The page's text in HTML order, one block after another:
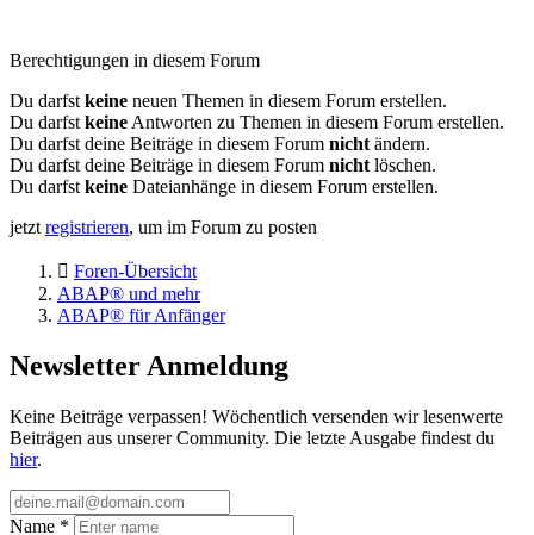
Berechtigungen in diesem Forum
Du darfst keine neuen Themen in diesem Forum erstellen.
Du darfst keine Antworten zu Themen in diesem Forum erstellen.
Du darfst deine Beiträge in diesem Forum nicht ändern.
Du darfst deine Beiträge in diesem Forum nicht löschen.
Du darfst keine Dateianhänge in diesem Forum erstellen.
jetzt registrieren, um im Forum zu posten
Foren-Übersicht
ABAP® und mehr
ABAP® für Anfänger
Newsletter Anmeldung
Keine Beiträge verpassen! Wöchentlich versenden wir lesenwerte
Beiträgen aus unserer Community. Die letzte Ausgabe findest du
hier.
Name *